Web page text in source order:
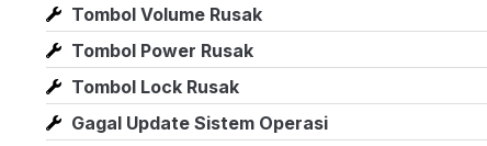
Tombol Volume Rusak
Tombol Power Rusak
Tombol Lock Rusak
Gagal Update Sistem Operasi